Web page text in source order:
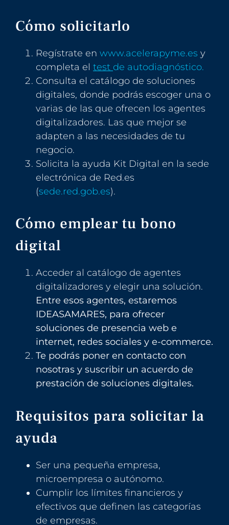
Cómo solicitarlo
Regístrate en www.acelerapyme.es y
completa el test de autodiagnóstico.
Consulta el catálogo de soluciones
digitales, donde podrás escoger una o
varias de las que ofrecen los agentes
digitalizadores. Las que mejor se
adapten a las necesidades de tu
negocio.
Solicita la ayuda Kit Digital en la sede
electrónica de Red.es
(sede.red.gob.es).
Cómo emplear tu bono
digital
Acceder al catálogo de agentes
digitalizadores y elegir una solución.
Entre esos agentes, estaremos
IDEASAMARES, para ofrecer
soluciones de presencia web e
internet, redes sociales y e-commerce.
Te podrás poner en contacto con
nosotras y suscribir un acuerdo de
prestación de soluciones digitales.
Requisitos para solicitar la
ayuda
Ser una pequeña empresa,
microempresa o autónomo.
Cumplir los límites financieros y
efectivos que definen las categorías
de empresas.